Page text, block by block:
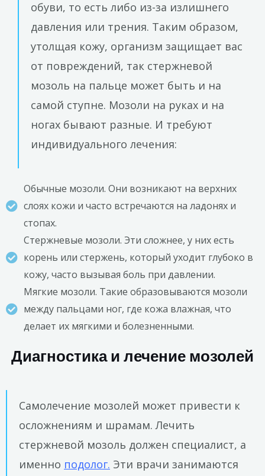
обуви, то есть либо из-за излишнего
давления или трения. Таким образом,
утолщая кожу, организм защищает вас
от повреждений, так стержневой
мозоль на пальце может быть и на
самой ступне. Мозоли на руках и на
ногах бывают разные. И требуют
индивидуального лечения:
Обычные мозоли. Они возникают на верхних
слоях кожи и часто встречаются на ладонях и
стопах.
Стержневые мозоли. Эти сложнее, у них есть
корень или стержень, который уходит глубоко в
кожу, часто вызывая боль при давлении.
Мягкие мозоли. Такие образовываются мозоли
между пальцами ног, где кожа влажная, что
делает их мягкими и болезненными.
Диагностика и лечение мозолей
Самолечение мозолей может привести к
осложнениям и шрамам. Лечить
стержневой мозоль должен специалист, а
именно подолог. Эти врачи занимаются